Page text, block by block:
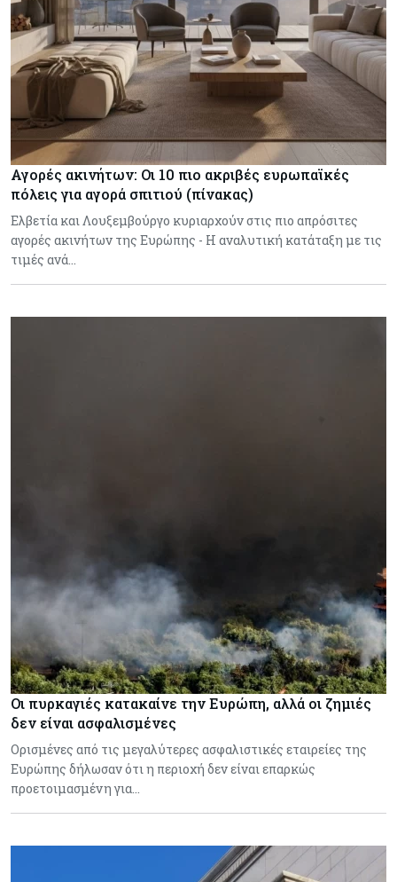
Αγορές ακινήτων: Οι 10 πιο ακριβές ευρωπαϊκές
πόλεις για αγορά σπιτιού (πίνακας)
Ελβετία και Λουξεμβούργο κυριαρχούν στις πιο απρόσιτες
αγορές ακινήτων της Ευρώπης - Η αναλυτική κατάταξη με τις
τιμές ανά…
Οι πυρκαγιές κατακαίνε την Ευρώπη, αλλά οι ζημιές
δεν είναι ασφαλισμένες
Ορισμένες από τις μεγαλύτερες ασφαλιστικές εταιρείες της
Ευρώπης δήλωσαν ότι η περιοχή δεν είναι επαρκώς
προετοιμασμένη για…